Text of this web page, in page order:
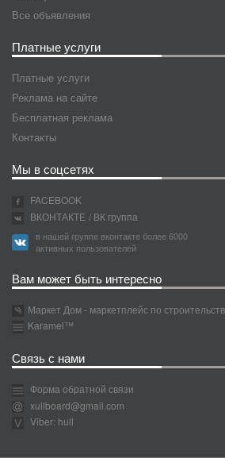
Все объявления
Платные услуги
Платные услуги
Реклама на сайте
Бесплатная реклама
Контакты
Мы в соцсетях
FACEBOOK
ВКОНТАКТЕ / ВК группа
в нашей группе вконтакте более 6000
активных пользователей
Вам может быть интересно
Маркет Дом - маркетплейс по
Karamel™
Связь с нами
Форма обратной связи
xullboard@gmail.com
Viber: hull